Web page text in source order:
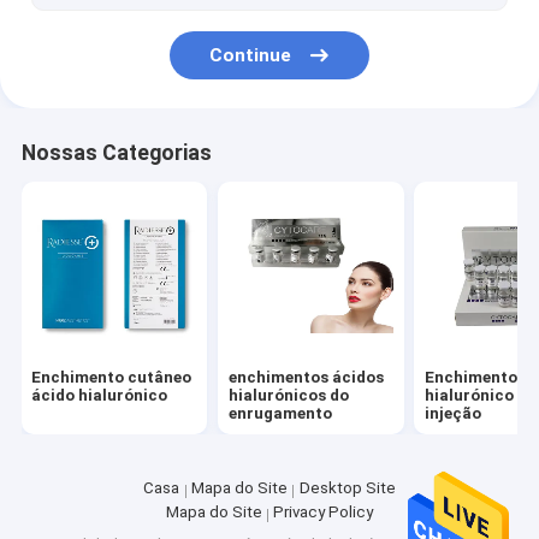
Continue
Nossas Categorias
Enchimento cutâneo
ácido hialurónico
enchimentos ácidos
hialurónicos do
enrugamento
Enchimento
hialurónico da
injeção
Casa Mapa do Site
Desktop Site
Mapa do Site
Privacy Policy